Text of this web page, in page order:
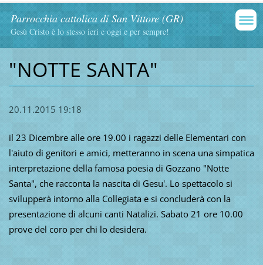
Parrocchia cattolica di San Vittore (GR)
Gesù Cristo è lo stesso ieri e oggi e per sempre!
"NOTTE SANTA"
20.11.2015 19:18
il 23 Dicembre alle ore 19.00 i ragazzi delle Elementari con
l'aiuto di genitori e amici, metteranno in scena una simpatica
interpretazione della famosa poesia di Gozzano "Notte
Santa", che racconta la nascita di Gesu'. Lo spettacolo si
svilupperà intorno alla Collegiata e si concluderà con la
presentazione di alcuni canti Natalizi. Sabato 21 ore 10.00
prove del coro per chi lo desidera.